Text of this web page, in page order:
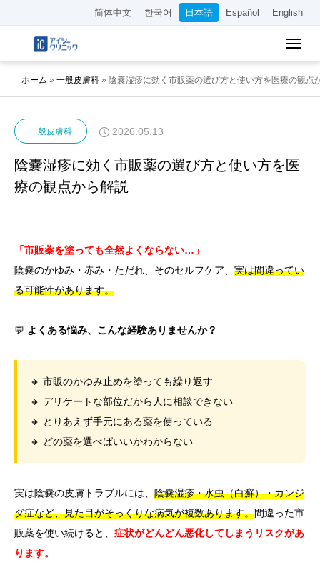
简体中文 한국어 日本語 Español English
ホーム » 一般皮膚科 » 陰嚢湿疹に効く市販薬の選び方と使い方を医療の観点
一般皮膚科 2026.05.13
陰嚢湿疹に効く市販薬の選び方と使い方を医
療の観点から解説
「市販薬を塗っても全然よくならない…」
陰嚢のかゆみ・赤み・ただれ、そのセルフケア、 実は間違ってい
る可能性があります。
💬 よくある悩み、こんな経験ありませんか？
🔸 市販のかゆみ止めを塗っても繰り返す
🔸 デリケートな部位だから人に相談できない
🔸 とりあえず手元にある薬を使っている
🔸 どの薬を選べばいいかわからない
実は陰嚢の皮膚トラブルには、 陰嚢湿疹・水虫（白癬）・カンジ
ダ症など、見た目がそっくりな病気が複数あります。間違った市
販薬を使い続けると、 症状がどんどん悪化してしまうリスクがあ
ります。